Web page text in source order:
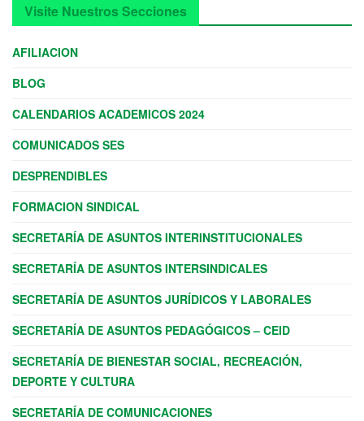
Visite Nuestros Secciones
AFILIACION
BLOG
CALENDARIOS ACADEMICOS 2024
COMUNICADOS SES
DESPRENDIBLES
FORMACION SINDICAL
SECRETARÍA DE ASUNTOS INTERINSTITUCIONALES
SECRETARÍA DE ASUNTOS INTERSINDICALES
SECRETARÍA DE ASUNTOS JURÍDICOS Y LABORALES
SECRETARÍA DE ASUNTOS PEDAGÓGICOS – CEID
SECRETARÍA DE BIENESTAR SOCIAL, RECREACIÓN,
DEPORTE Y CULTURA
SECRETARÍA DE COMUNICACIONES